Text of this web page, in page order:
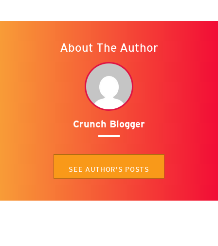
About The Author
Crunch Blogger
SEE AUTHOR'S POSTS